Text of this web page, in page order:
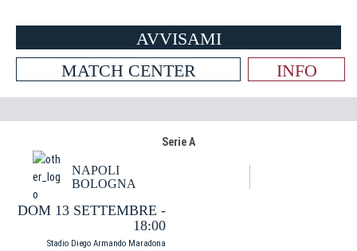
AVVISAMI
MATCH CENTER
INFO
Serie A
NAPOLI
BOLOGNA
DOM 13 SETTEMBRE -
18:00
Stadio Diego Armando Maradona